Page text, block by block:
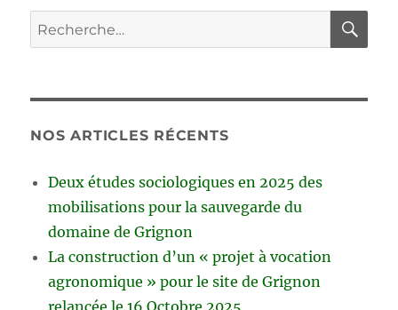
Recherche
pour :
NOS ARTICLES RÉCENTS
Deux études sociologiques en 2025 des
mobilisations pour la sauvegarde du
domaine de Grignon
La construction d’un « projet à vocation
agronomique » pour le site de Grignon
relancée le 16 Octobre 2025